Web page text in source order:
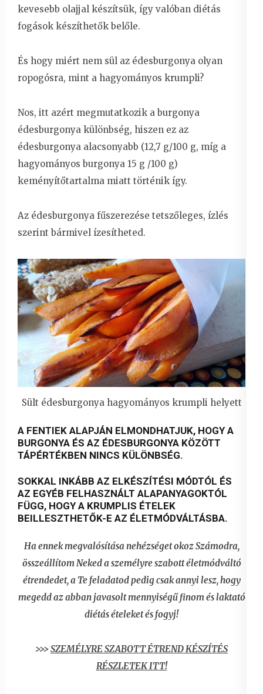
kevesebb olajjal készítsük, így valóban diétás
fogások készíthetők belőle.
És hogy miért nem sül az édesburgonya olyan
ropogósra, mint a hagyományos krumpli?
Nos, itt azért megmutatkozik a burgonya
édesburgonya különbség, hiszen ez az
édesburgonya alacsonyabb (12,7 g/100 g, míg a
hagyományos burgonya 15 g /100 g)
keményítőtartalma miatt történik így.
Az édesburgonya fűszerezése tetszőleges, ízlés
szerint bármivel ízesítheted.
Sült édesburgonya hagyományos krumpli helyett
A FENTIEK ALAPJÁN ELMONDHATJUK, HOGY A
BURGONYA ÉS AZ ÉDESBURGONYA KÖZÖTT
TÁPÉRTÉKBEN NINCS KÜLÖNBSÉG.
SOKKAL INKÁBB AZ ELKÉSZÍTÉSI MÓDTÓL ÉS
AZ EGYÉB FELHASZNÁLT ALAPANYAGOKTÓL
FÜGG, HOGY A KRUMPLIS ÉTELEK
BEILLESZTHETŐK-E AZ ÉLETMÓDVÁLTÁSBA.
Ha ennek megvalósítása nehézséget okoz Számodra,
összeállítom Neked a személyre szabott életmódváltó
étrendedet, a Te feladatod pedig csak annyi lesz, hogy
megedd az abban javasolt mennyiségű finom és laktató
diétás ételeket és fogyj!
>>>SZEMÉLYRE SZABOTT ÉTREND KÉSZÍTÉS
RÉSZLETEK ITT!